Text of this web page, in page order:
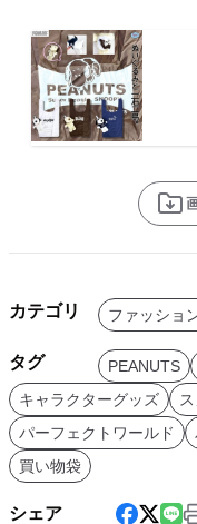
カテゴリ ファッショ
タグ PEANUTS
キャラクターグッズ
パーフェクトワールド
買い物袋
シェア